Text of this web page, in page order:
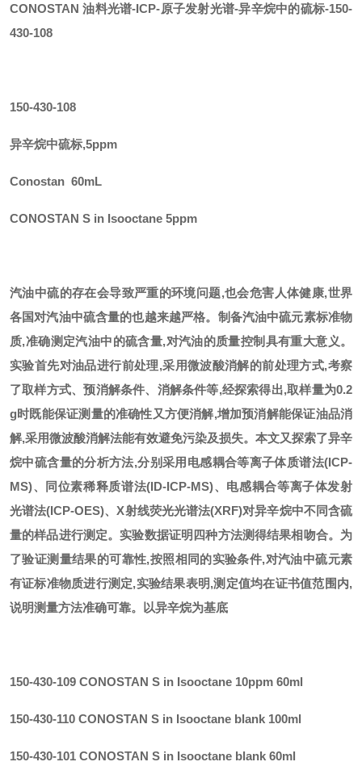
CONOSTAN 油料光谱-ICP-原子发射光谱-异辛烷中的硫标-150-
430-108
150-430-108
异辛烷中硫标,5ppm
Conostan 60mL
CONOSTAN S in Isooctane 5ppm
汽油中硫的存在会导致严重的环境问题,也会危害人体健康,世界
各国对汽油中硫含量的也越来越严格。制备汽油中硫元素标准物
质,准确测定汽油中的硫含量,对汽油的质量控制具有重大意义。
实验首先对油品进行前处理,采用微波酸消解的前处理方式,考察
了取样方式、预消解条件、消解条件等,经探索得出,取样量为0.2
g时既能保证测量的准确性又方便消解,增加预消解能保证油品消
解,采用微波酸消解法能有效避免污染及损失。本文又探索了异辛
烷中硫含量的分析方法,分别采用电感耦合等离子体质谱法(ICP-
MS)、同位素稀释质谱法(ID-ICP-MS)、电感耦合等离子体发射
光谱法(ICP-OES)、X射线荧光光谱法(XRF)对异辛烷中不同含硫
量的样品进行测定。实验数据证明四种方法测得结果相吻合。为
了验证测量结果的可靠性,按照相同的实验条件,对汽油中硫元素
有证标准物质进行测定,实验结果表明,测定值均在证书值范围内,
说明测量方法准确可靠。以异辛烷为基底
150-430-109 CONOSTAN S in Isooctane 10ppm 60ml
150-430-110 CONOSTAN S in Isooctane blank 100ml
150-430-101 CONOSTAN S in Isooctane blank 60ml